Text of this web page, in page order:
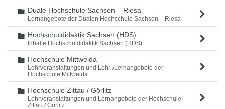
Ordner
Duale Hochschule Sachsen – Riesa
Lernangebote der Dualen Hochschule Sachsen – Riesa
Ordner
Hochschuldidaktik Sachsen (HDS)
Inhalte Hochschuldidaktik Sachsen (HDS)
Ordner
Hochschule Mittweida
Lehrveranstaltungen und Lehr-/Lernangebote der
Hochschule Mittweida
Ordner
Hochschule Zittau / Görlitz
Lehrveranstaltungen und Lernangebote der Hochschule
Zittau / Görlitz